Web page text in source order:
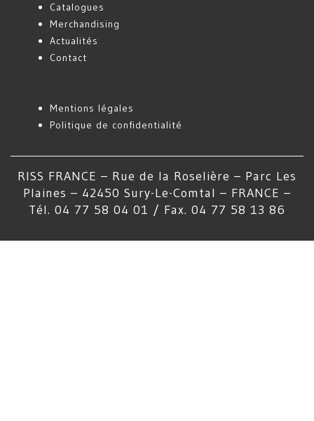
Catalogues
Merchandising
Actualités
Contact
Mentions légales
Politique de confidentialité
RISS FRANCE – Rue de la Roselière – Parc Les
Plaines – 42450 Sury-Le-Comtal – FRANCE –
Tél. 04 77 58 04 01 / Fax. 04 77 58 13 86